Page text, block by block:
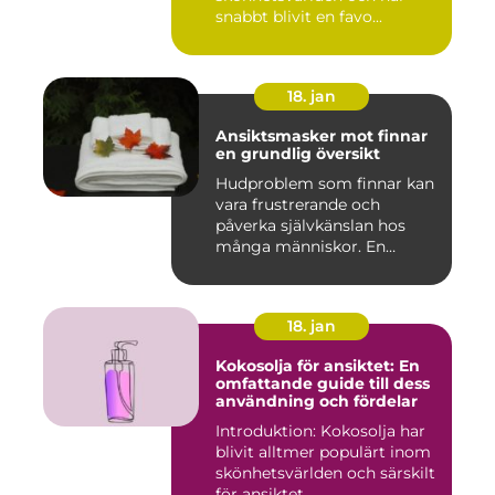
snabbt blivit en favo...
18. jan
Ansiktsmasker mot finnar
en grundlig översikt
Hudproblem som finnar kan
vara frustrerande och
påverka självkänslan hos
många människor. En
18. jan
Kokosolja för ansiktet: En
omfattande guide till dess
användning och fördelar
Introduktion: Kokosolja har
blivit alltmer populärt inom
skönhetsvärlden och särskilt